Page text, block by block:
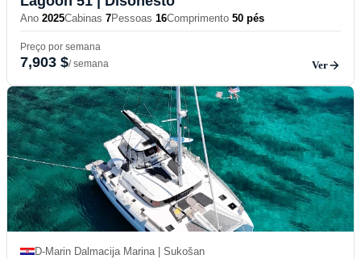
Ano 2025Cabinas 7Pessoas 16Comprimento 50 pés
Preço por semana
7,903 $/ semana Ver
D-Marin Dalmacija Marina | Sukošan